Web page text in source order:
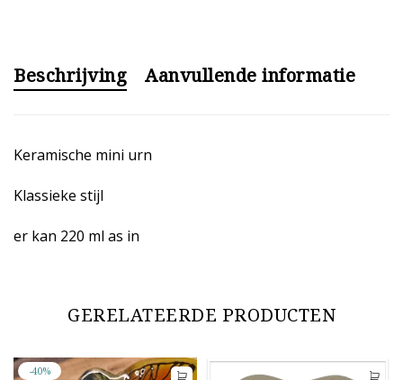
Beschrijving Aanvullende informatie
Keramische mini urn
Klassieke stijl
er kan 220 ml as in
GERELATEERDE PRODUCTEN
-40%